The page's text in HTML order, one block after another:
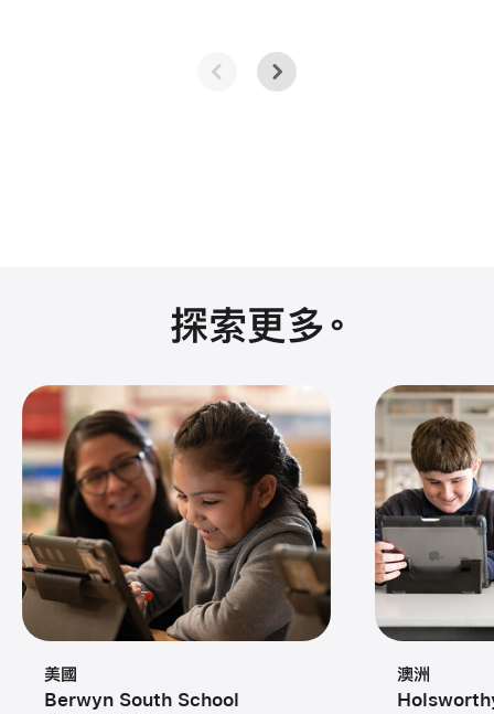
探索更多 。
美國
Berwyn South School
澳洲